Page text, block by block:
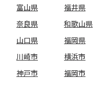
富山県
福井県
奈良県
和歌山県
山口県
福岡県
川崎市
横浜市
神戸市
福岡市